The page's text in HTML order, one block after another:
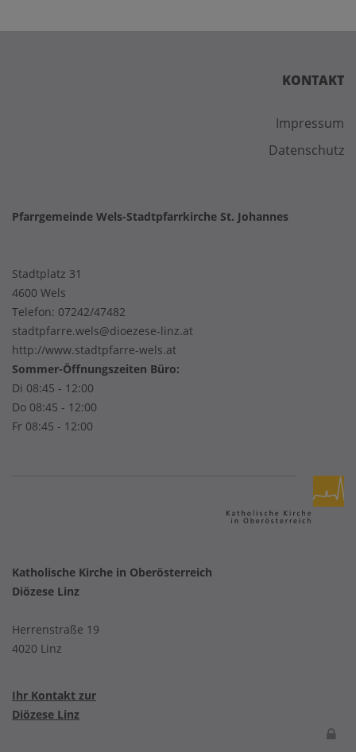
KONTAKT
Impressum
Datenschutz
Pfarrgemeinde Wels-Stadtpfarrkirche St. Johannes
Stadtplatz 31
4600 Wels
Telefon: 07242/47482
stadtpfarre.wels@dioezese-linz.at
http://www.stadtpfarre-wels.at
Sommer-Öffnungszeiten Büro:
Di 08:45 - 12:00
Do 08:45 - 12:00
Fr 08:45 - 12:00
Katholische Kirche in Oberösterreich
Diözese Linz
Herrenstraße 19
4020 Linz
Ihr Kontakt zur
Diözese Linz